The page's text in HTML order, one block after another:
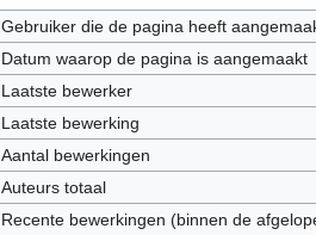
Gebruiker die de pagina heeft
Datum waarop de pagina is aangemaakt
Laatste bewerker
Laatste bewerking
Aantal bewerkingen
Auteurs totaal
Recente bewerkingen (binnen de